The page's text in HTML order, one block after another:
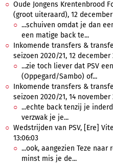
Oude Jongens Krentenbrood
(groot uiteraard), 12 december
...schuiven omdat je dan
een matige back te...
Inkomende transfers &
seizoen 2020/21, 12 december
...zie toch liever dat PSV
(Oppegard/Sambo) of...
Inkomende transfers &
seizoen 2020/21, 14 november
...echte back tenzij je
verzwak je je...
Wedstrijden van PSV, [Ere]
13:06:03
...ook, aangezien Teze naar
minst mis je de...